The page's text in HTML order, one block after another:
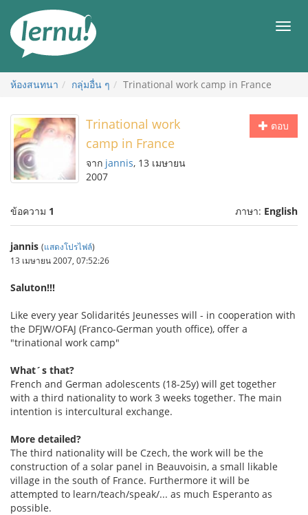
สารบัญ
เมนู
ห้องสนทนา กลุ่มอื่น ๆ Trinational work camp in France
ตอบ
Trinational work
camp in France
จาก jannis, 13 เมษายน
2007
ข้อความ 1 ภาษา: English
jannis (แสดงโปรไฟล์)
13 เมษายน 2007, 07:52:26
Saluton!!!
Like every year Solidarités Jeunesses will - in cooperation with
the DFJW/OFAJ (Franco-German youth office), offer a
"trinational work camp"
What´s that?
French and German adolescents (18-25y) will get together
with a third nationality to work 3 weeks together. The main
intention is intercultural exchange.
More detailed?
The third nationality will be Czech, the work will be the
construction of a solar panel in Beauvoisin, a small likable
village in the south of France. Furthermore it will be
attempted to learn/teach/speak/... as much Esperanto as
possible.